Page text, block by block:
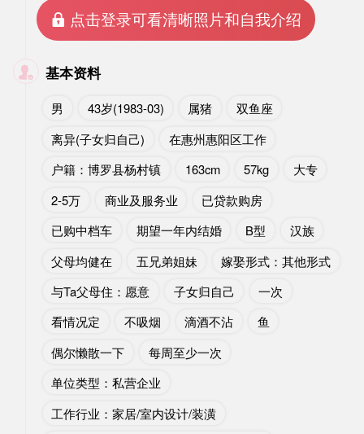
 点击登录可看清晰照片和自我介绍
 基本资料
男 43岁(1983-03) 属猪
双鱼座
离异(子女归自己)
在惠州惠阳区工作
户籍：博罗县杨村镇
163cm 57kg
大专
2-5万
商业及服务业
已贷款购房
已购中档车
期望一年内结婚 B型
汉族
父母均健在
五兄弟姐妹
嫁娶形式：其他形式
与Ta父母住：愿意
子女归自己
一次
看情况定
不吸烟 滴酒不沾
鱼
偶尔懒散一下
每周至少一次
单位类型：私营企业
工作行业：家居/室内设计/装潢